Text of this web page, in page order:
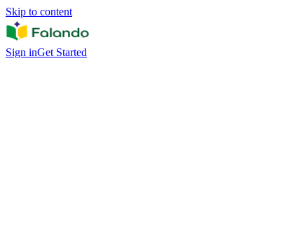
Skip to content
Sign inGet Started